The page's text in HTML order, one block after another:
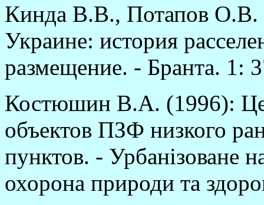
Кинда В.В., Потапов О.В.
Украине: история
размещение. - Бранта. 1:
Костюшин В.А. (1996):
объектов ПЗФ низкого
пунктов. - Урбанізоване
охорона природи та